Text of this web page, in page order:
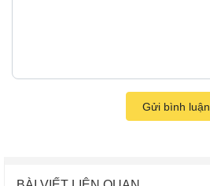
Gửi bình luận